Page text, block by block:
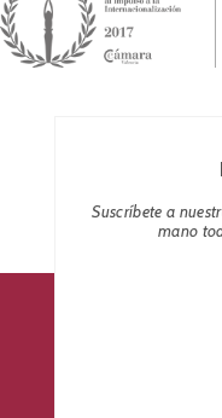
Suscríbete a
mano